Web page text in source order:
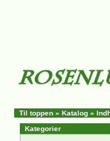
Til toppen » Katalog »
Kategorier